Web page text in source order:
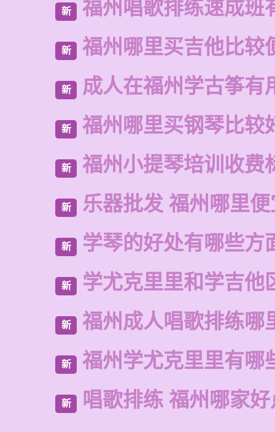
新 福州唱歌排练速成班
新 福州哪里买吉他比较
新 成人在福州学古筝有
新 福州哪里买钢琴比较
新 福州小提琴培训收费
新 乐器批发 福州哪里
新 学琴的好处有哪些方
新 学尤克里里和学吉他
新 福州成人唱歌排练哪
新 福州学尤克里里有哪
新 唱歌排练 福州哪家好